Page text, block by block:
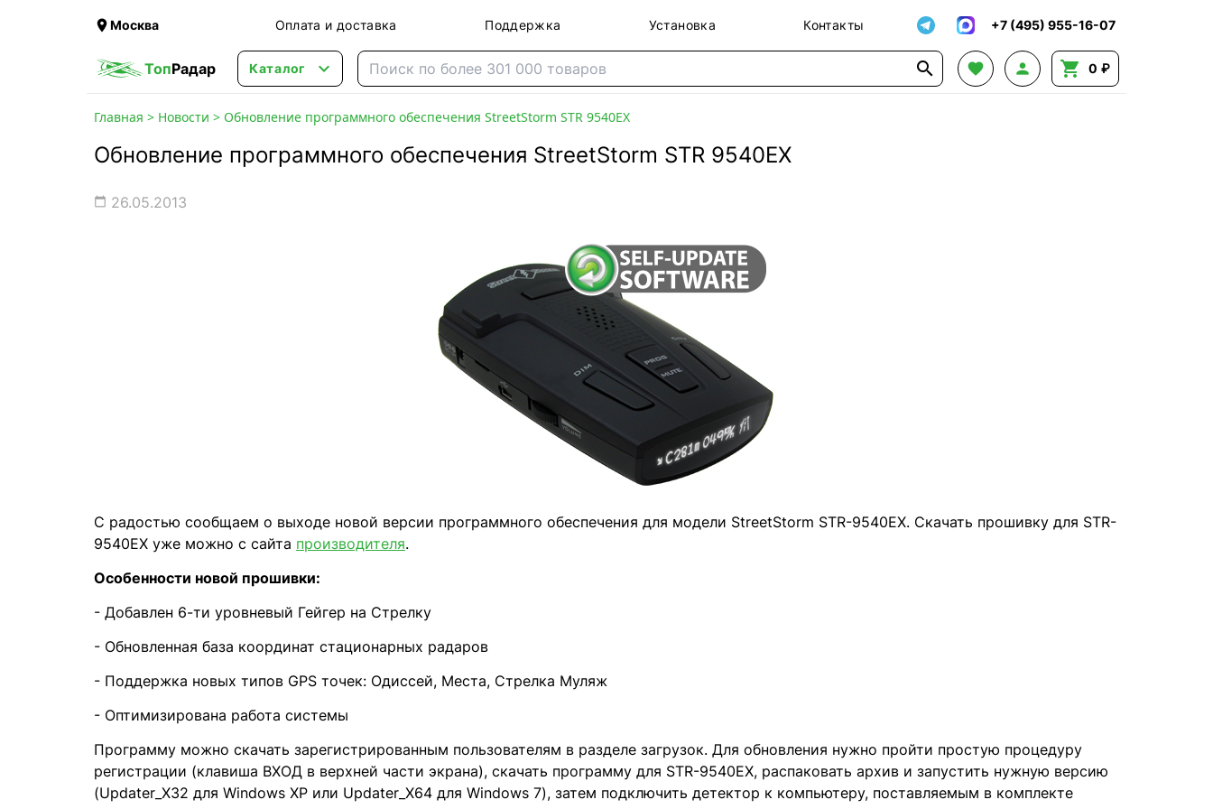
Москва Оплата и доставка Поддержка Установка Контакты +7 (495) 955-16-07
ТопРадар Каталог      0 ₽
Главная > Новости > Обновление программного обеспечения StreetStorm STR 9540EX
Обновление программного обеспечения StreetStorm STR 9540EX
 26.05.2013
С радостью сообщаем о выходе новой версии программного обеспечения для модели StreetStorm STR-9540EX. Скачать прошивку для STR-
9540EX уже можно с сайта производителя.
Особенности новой прошивки:
- Добавлен 6-ти уровневый Гейгер на Стрелку
- Обновленная база координат стационарных радаров
- Поддержка новых типов GPS точек: Одиссей, Места, Стрелка Муляж
- Оптимизирована работа системы
Программу можно скачать зарегистрированным пользователям в разделе загрузок. Для обновления нужно пройти простую процедуру
регистрации (клавиша ВХОД в верхней части экрана), скачать программу для STR-9540EX, распаковать архив и запустить нужную версию
(Updater_X32 для Windows XP или Updater_X64 для Windows 7), затем подключить детектор к компьютеру, поставляемым в комплекте